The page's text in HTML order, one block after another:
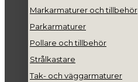
Markarmaturer och tillbehör
Parkarmaturer
Pollare och tillbehör
Strålkastare
Tak- och väggarmaturer